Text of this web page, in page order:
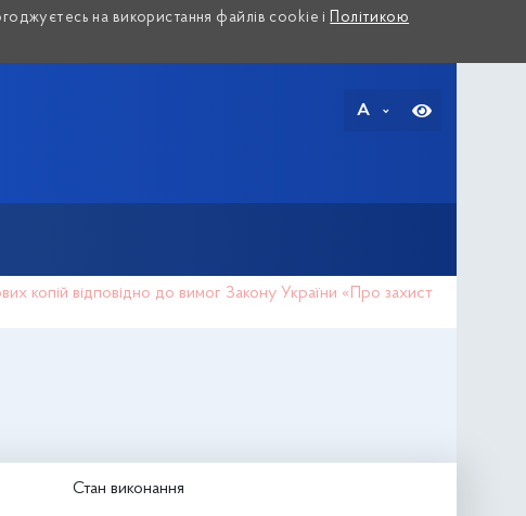
на використання файлів cookie і Політикою
A
копій відповідно до вимог Закону України «Про захист
Стан виконання